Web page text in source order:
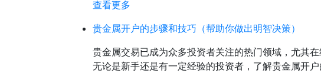
查看更多
贵金属开户的步骤和技巧（帮助你做出明智决策）
贵金属交易已成为众多投资者关注的热门领域，尤其
无论是新手还是有一定经验的投资者，了解贵金属开